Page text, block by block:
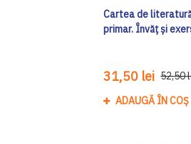
Cartea de
primar. Învăț și
31,50 lei 52,50
ADAUGĂ ÎN COȘ